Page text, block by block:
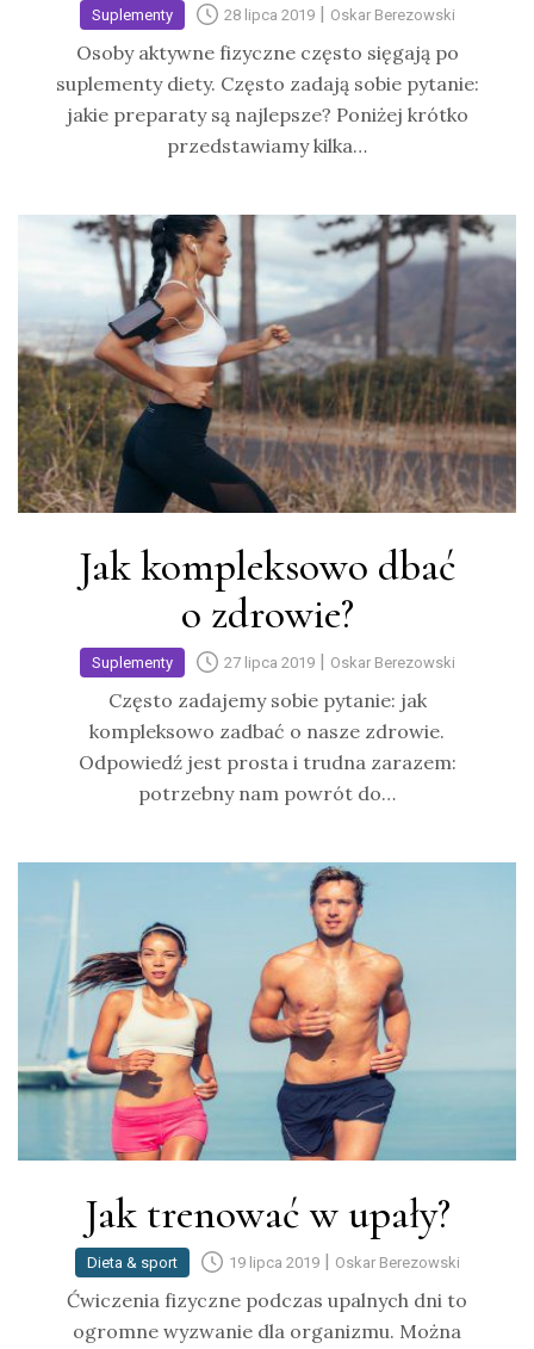
Suplementy 28 lipca 2019| Oskar Berezowski
Osoby aktywne fizyczne często sięgają po
suplementy diety. Często zadają sobie pytanie:
jakie preparaty są najlepsze? Poniżej krótko
przedstawiamy kilka…
Jak kompleksowo dbać
o zdrowie?
Suplementy 27 lipca 2019| Oskar Berezowski
Często zadajemy sobie pytanie: jak
kompleksowo zadbać o nasze zdrowie.
Odpowiedź jest prosta i trudna zarazem:
potrzebny nam powrót do…
Jak trenować w upały?
Dieta & sport 19 lipca 2019| Oskar Berezowski
Ćwiczenia fizyczne podczas upalnych dni to
ogromne wyzwanie dla organizmu. Można